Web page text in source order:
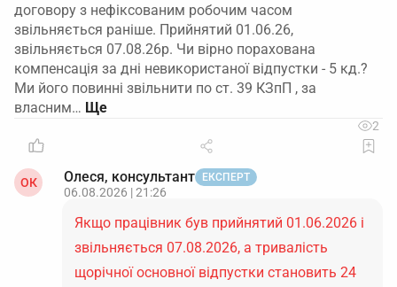
договору з нефіксованим робочим часом
звільняється раніше. Прийнятий 01.06.26,
звільняється 07.08.26р. Чи вірно порахована
компенсація за дні невикористаної відпустки - 5 кд.?
Ми його повинні звільнити по ст. 39 КЗпП , за
власним…
2
ОК Олеся, консультант ЕКСПЕРТ
06.08.2026 | 21:26
Якщо працівник був прийнятий 01.06.2026 і
звільняється 07.08.2026, а тривалість
щорічної основної відпустки становить 24